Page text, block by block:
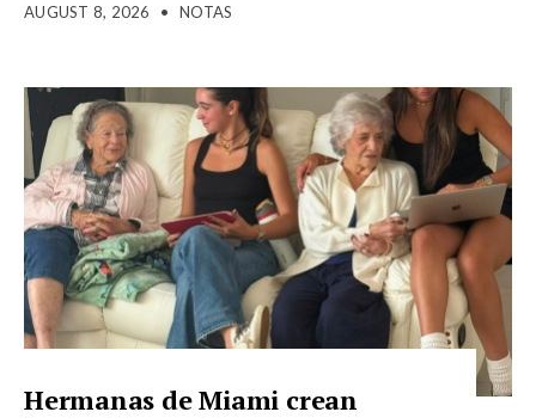
AUGUST 8, 2026 • NOTAS
Hermanas de Miami crean